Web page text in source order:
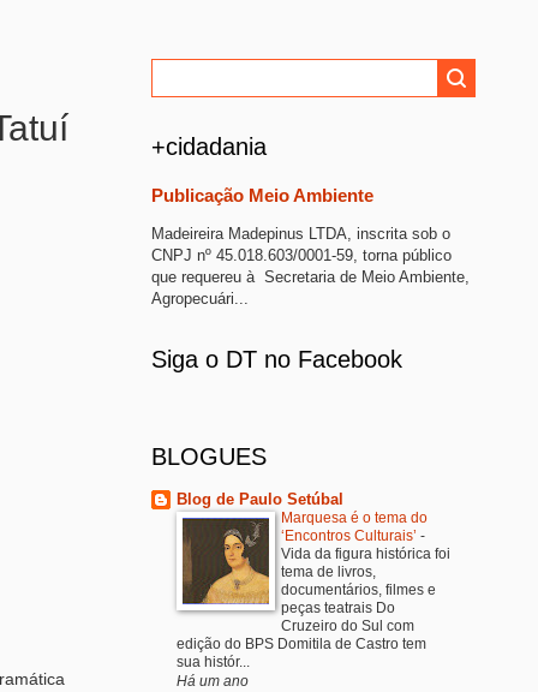
+cidadania
Publicação Meio Ambiente
Madeireira Madepinus LTDA, inscrita sob o
CNPJ nº 45.018.603/0001-59, torna público
que requereu à Secretaria de Meio Ambiente,
Agropecuári...
Siga o DT no Facebook
BLOGUES
Blog de Paulo Setúbal
Marquesa é o tema do
‘Encontros Culturais’ -
Vida da figura histórica foi
tema de livros,
documentários, filmes e
peças teatrais Do
Cruzeiro do Sul com
edição do BPS Domitila de Castro tem
sua histór...
Há um ano